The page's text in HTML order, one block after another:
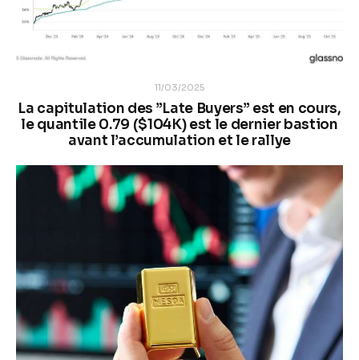
11/03/2025
La capitulation des ”Late Buyers” est en cours,
le quantile 0.79 ($104K) est le dernier bastion
avant l’accumulation et le rallye